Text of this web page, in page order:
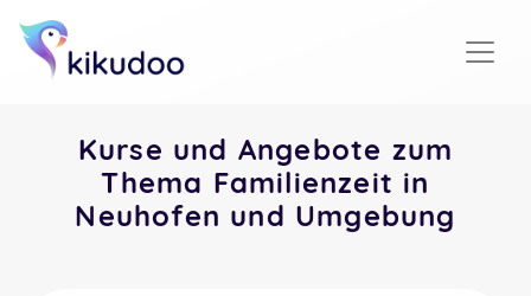
Kurse und Angebote zum
Thema Familienzeit in
Neuhofen und Umgebung